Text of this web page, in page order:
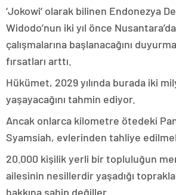
‘Jokowi’ olarak bilinen Endonezya
Widodo’nun iki yıl önce
çalışmalarına başlanacağını
fırsatları arttı.
Hükümet, 2029 yılında burada iki
yaşayacağını tahmin ediyor.
Ancak onlarca kilometre ötedeki
Syamsiah, evlerinden tahliye
20.000 kişilik yerli bir topluluğun
ailesinin nesillerdir yaşadığı
hakkına sahip değiller.